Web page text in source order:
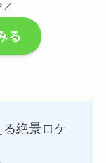
／
る
絶景ロケ